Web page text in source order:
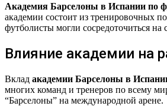
Академия Барселоны в Испании по
академии состоит из тренировочных
футболисты могли сосредоточиться на
Влияние академии на
Вклад академии Барселоны в
многих команд и тренеров по всему
“Барселоны” на международной арене.